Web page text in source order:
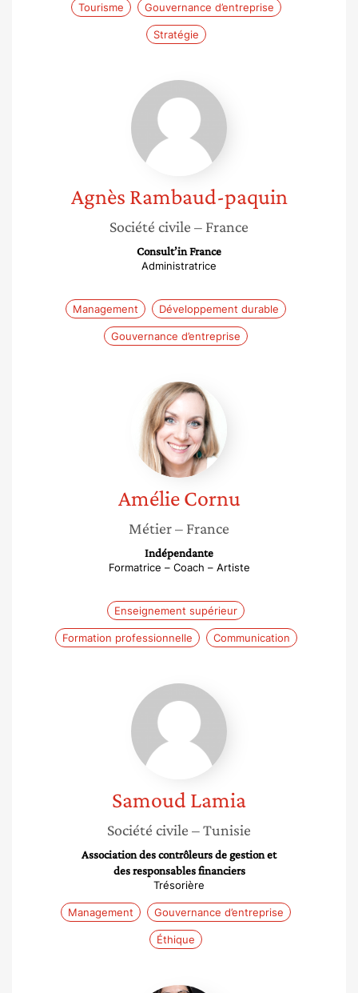
Tourisme Gouvernance d’entreprise
Stratégie
Agnès
Rambaud-
paquin
Agnès Rambaud-paquin
Société civile – France
Consult’in France
Administratrice
Management Développement durable
Gouvernance d’entreprise
Amélie
Cornu
Amélie Cornu
Métier– France
Indépendante
Formatrice – Coach – Artiste
Enseignement supérieur
Formation professionnelle Communication
Samoud
Lamia
Samoud Lamia
Société civile – Tunisie
Association des contrôleurs de gestion et
des responsables financiers
Trésorière
Management Gouvernance d’entreprise
Éthique